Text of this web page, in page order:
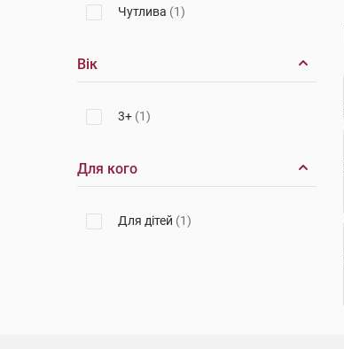
Чутлива (1)
Вік
3+ (1)
Для кого
Для дітей (1)